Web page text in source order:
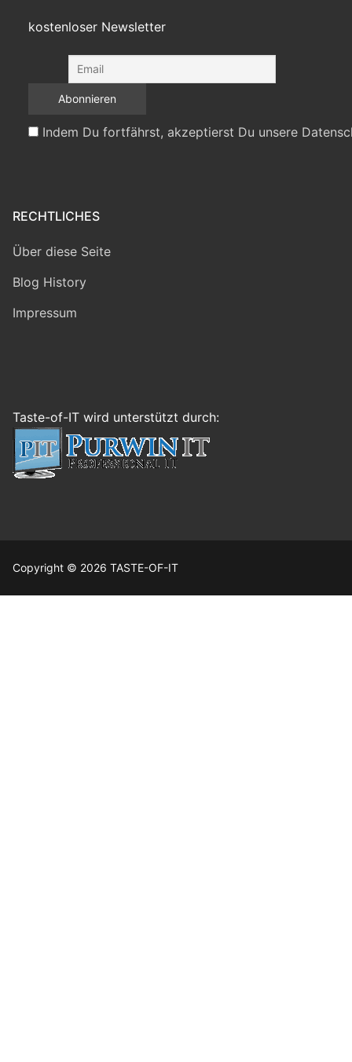
kostenloser Newsletter
Indem Du fortfährst, akzeptierst Du unsere
RECHTLICHES
Über diese Seite
Blog History
Impressum
Taste-of-IT wird unterstützt durch:
Copyright © 2026 TASTE-OF-IT